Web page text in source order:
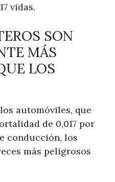
vidas.
SON
MÁS
LOS
automóviles, que
de 0,017 por
conducción, los
más peligrosos